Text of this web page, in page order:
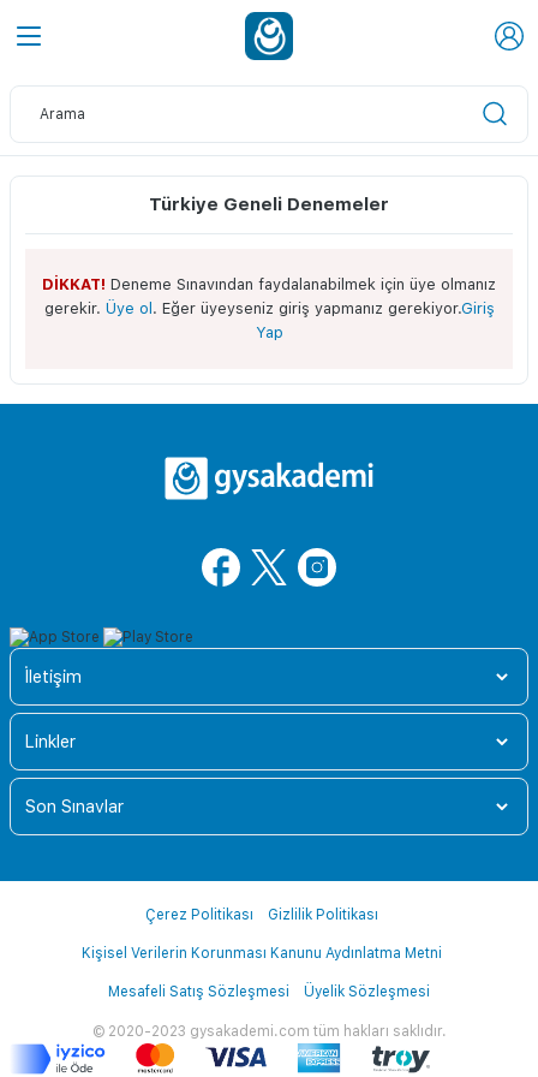
Türkiye Geneli Denemeler
DİKKAT! Deneme Sınavından faydalanabilmek için üye olmanız
gerekir. Üye ol . Eğer üyeyseniz giriş yapmanız gerekiyor.Giriş
Yap
İletişim
Linkler
Son Sınavlar
© 2020-2023 gysakademi.com tüm hakları saklıdır.
Çerez Politikası Gizlilik Politikası
Kişisel Verilerin Korunması Kanunu Aydınlatma Metni
Mesafeli Satış Sözleşmesi Üyelik Sözleşmesi